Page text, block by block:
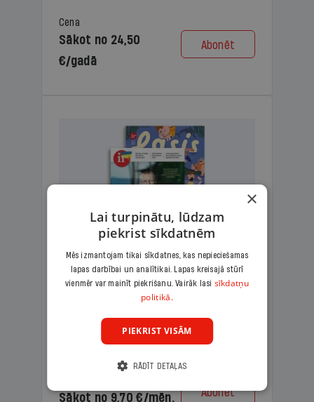
Cena
Sākot no 24,50
€/gadā
Abonēt
KOMPLEKTS IR + LASIS
Ģimenes komplekts – aizraujošs
lasāmžurnāls bērniem un analītiska
lasāmviela vecākiem.
Sākot no 9,70 €/mēn. Abonēt
×
Lai turpinātu, lūdzam
piekrist sīkdatnēm
Mēs izmantojam tikai sīkdatnes, kas nepieciešamas
lapas darbībai un analītikai. Lapas kreisajā stūrī
vienmēr var mainīt piekrišanu. Vairāk lasi sīkdatņu
politikā.
PIEKRIST VISĀM
RĀDĪT DETAĻAS